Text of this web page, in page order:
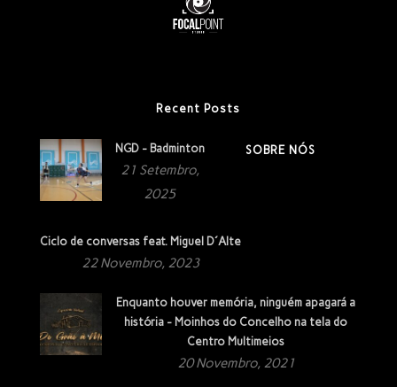
Recent Posts
NGD - Badminton
21 Setembro,
2025
Ciclo de conversas feat. Miguel D´Alte
22 Novembro, 2023
Enquanto houver memória, ninguém apagará a
história - Moinhos do Concelho na tela do
Centro Multimeios
20 Novembro, 2021
SOBRE NÓS